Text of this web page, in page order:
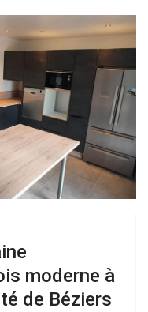
moderne à
de Béziers